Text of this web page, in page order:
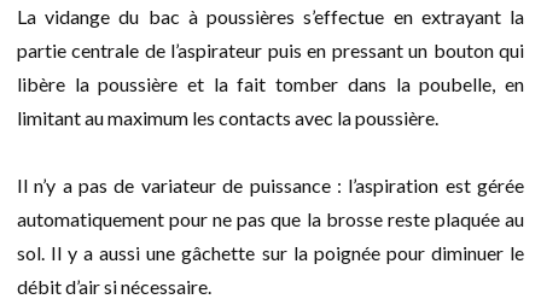
La vidange du bac à poussières s’effectue en extrayant la
partie centrale de l’aspirateur puis en pressant un bouton qui
libère la poussière et la fait tomber dans la poubelle, en
limitant au maximum les contacts avec la poussière.
Il n’y a pas de variateur de puissance : l’aspiration est gérée
automatiquement pour ne pas que la brosse reste plaquée au
sol. Il y a aussi une gâchette sur la poignée pour diminuer le
débit d’air si nécessaire.